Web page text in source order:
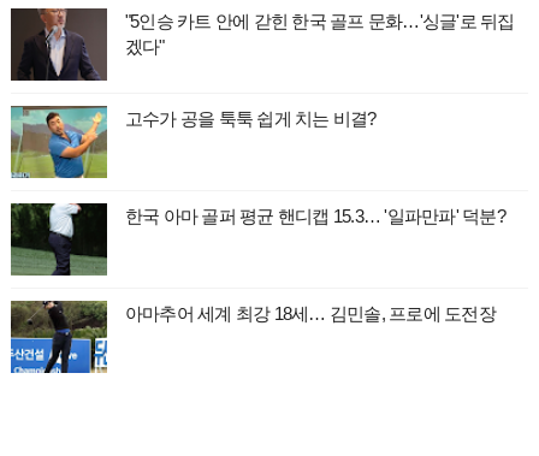
"5인승 카트 안에 갇힌 한국 골프 문화…'싱글'로 뒤집
겠다"
고수가 공을 툭툭 쉽게 치는 비결?
한국 아마 골퍼 평균 핸디캡 15.3… '일파만파' 덕분?
아마추어 세계 최강 18세… 김민솔, 프로에 도전장